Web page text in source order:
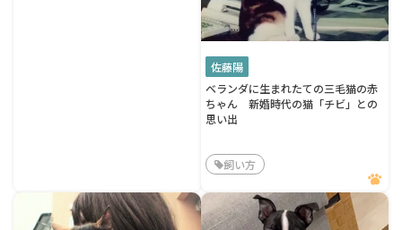
佐藤陽
ベランダに生まれたての三毛猫の赤
ちゃん 新婚時代の猫「チビ」との
思い出
飼い方